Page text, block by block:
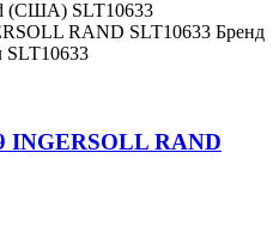
(США) SLT10633
RAND SLT10633 Бренд
INGERSOLL RAND